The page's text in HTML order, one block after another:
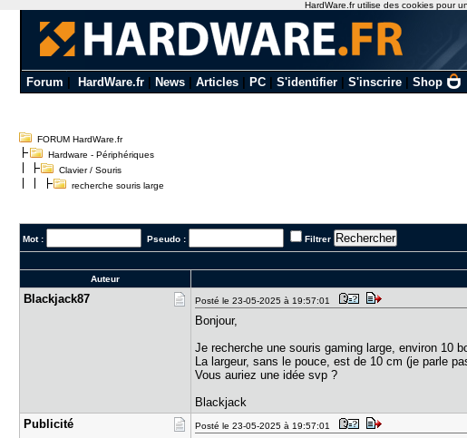
Forum HardWare.fr| News| Articles| PC| S'identifier| S'inscrire| Shop
FORUM HardWare.fr
Hardware - Périphériques
Clavier / Souris
recherche souris large
Mot : Pseudo : Filtrer
Auteur
Blackjack8​7 Posté le 23-05-2025 à 19:57:01
Bonjour,
Je recherche une souris gaming large, environ 10
La largeur, sans le pouce, est de 10 cm (je parle
Vous auriez une idée svp ?
Blackjack
Publicité
Posté le 23-05-2025 à 19:57:01
HardWare.fr utilise des cookies pour